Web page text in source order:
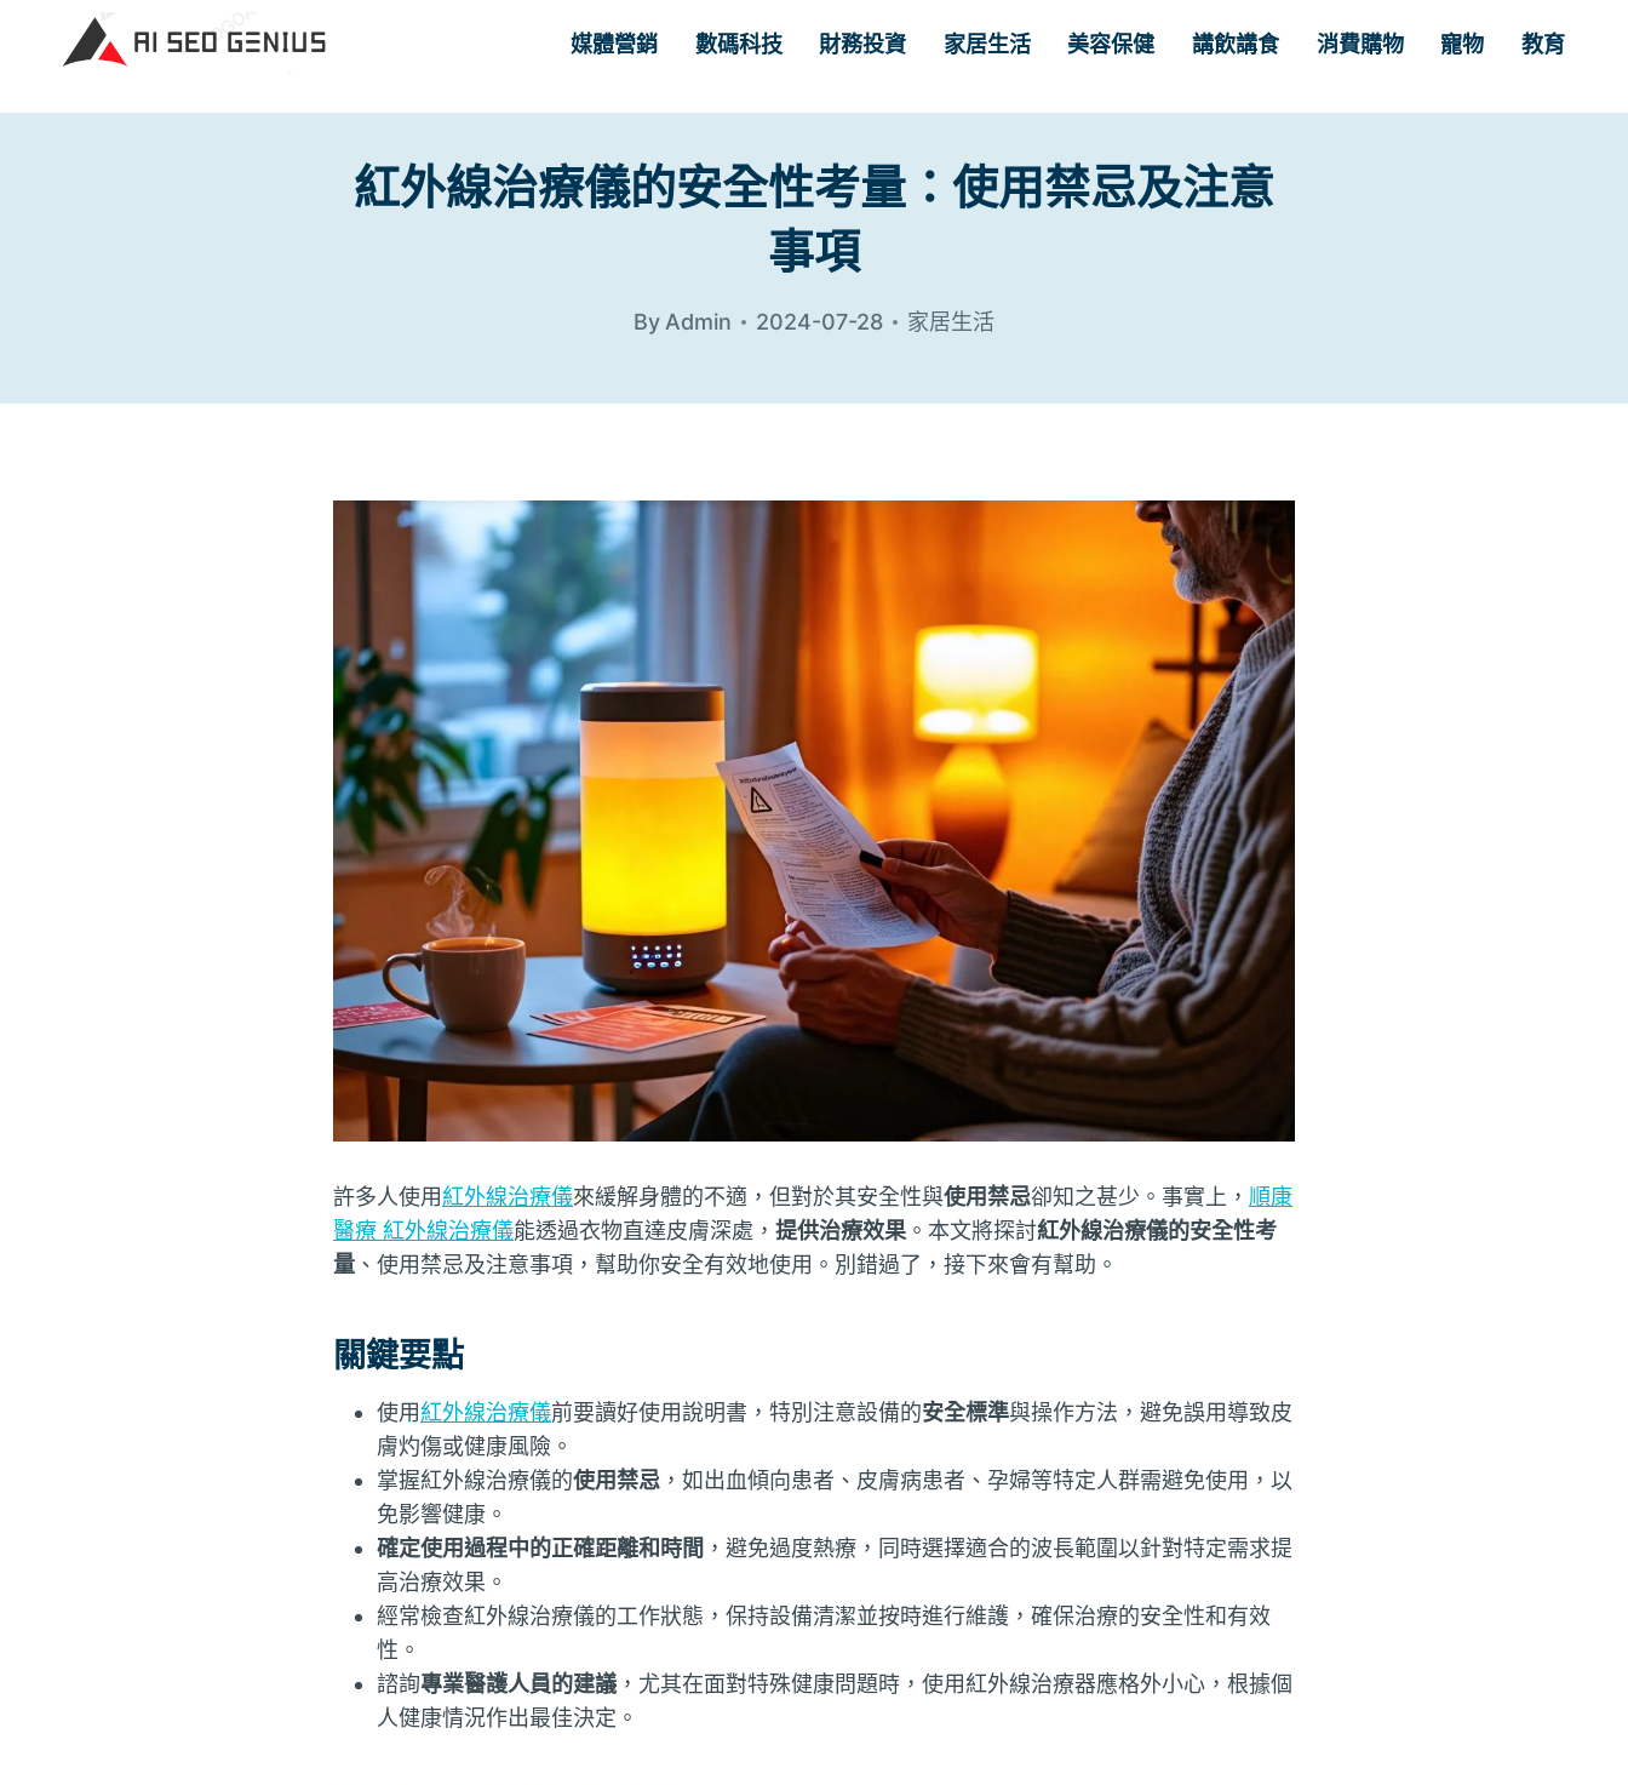
媒體營銷 數碼科技 財務投資 家居生活 美容保健 講飲講食 消費購物 寵物 教育
紅外線治療儀的安全性考量：使用禁忌及注意
事項
By Admin 2024-07-28 家居生活
許多人使用紅外線治療儀來緩解身體的不適，但對於其安全性與使用禁忌卻知之甚少。事實上， 順康
醫療 紅外線治療儀能透過衣物直達皮膚深處， 提供治療效果。本文將探討紅外線治療儀的安全性考
量 、使用禁忌及注意事項，幫助你安全有效地使用。別錯過了，接下來會有幫助。
關鍵要點
使用紅外線治療儀前要讀好使用說明書，特別注意設備的安全標準與操作方法，避免誤用導致皮
膚灼傷或健康風險。
掌握紅外線治療儀的使用禁忌 ，如出血傾向患者、皮膚病患者、孕婦等特定人群需避免使用，以
免影響健康。
確定使用過程中的正確距離和時間 ，避免過度熱療，同時選擇適合的波長範圍以針對特定需求提
高治療效果。
經常檢查紅外線治療儀的工作狀態，保持設備清潔並按時進行維護，確保治療的安全性和有效
性。
諮詢專業醫護人員的建議 ，尤其在面對特殊健康問題時，使用紅外線治療器應格外小心，根據個
人健康情況作出最佳決定。